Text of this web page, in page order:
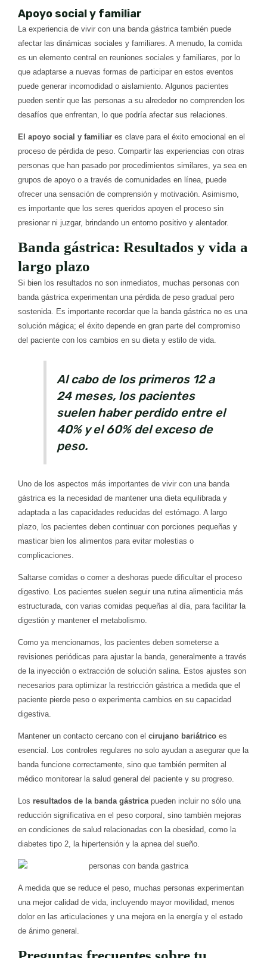
Apoyo social y familiar
La experiencia de vivir con una banda gástrica también puede
afectar las dinámicas sociales y familiares. A menudo, la comida
es un elemento central en reuniones sociales y familiares, por lo
que adaptarse a nuevas formas de participar en estos eventos
puede generar incomodidad o aislamiento. Algunos pacientes
pueden sentir que las personas a su alrededor no comprenden los
desafíos que enfrentan, lo que podría afectar sus relaciones.
El apoyo social y familiar es clave para el éxito emocional en el
proceso de pérdida de peso. Compartir las experiencias con otras
personas que han pasado por procedimientos similares, ya sea en
grupos de apoyo o a través de comunidades en línea, puede
ofrecer una sensación de comprensión y motivación. Asimismo,
es importante que los seres queridos apoyen el proceso sin
presionar ni juzgar, brindando un entorno positivo y alentador.
Banda gástrica: Resultados y vida a
largo plazo
Si bien los resultados no son inmediatos, muchas personas con
banda gástrica experimentan una pérdida de peso gradual pero
sostenida. Es importante recordar que la banda gástrica no es una
solución mágica; el éxito depende en gran parte del compromiso
del paciente con los cambios en su dieta y estilo de vida.
Al cabo de los primeros 12 a
24 meses, los pacientes
suelen haber perdido entre el
40% y el 60% del exceso de
peso.
Uno de los aspectos más importantes de vivir con una banda
gástrica es la necesidad de mantener una dieta equilibrada y
adaptada a las capacidades reducidas del estómago. A largo
plazo, los pacientes deben continuar con porciones pequeñas y
masticar bien los alimentos para evitar molestias o
complicaciones.
Saltarse comidas o comer a deshoras puede dificultar el proceso
digestivo. Los pacientes suelen seguir una rutina alimenticia más
estructurada, con varias comidas pequeñas al día, para facilitar la
digestión y mantener el metabolismo.
Como ya mencionamos, los pacientes deben someterse a
revisiones periódicas para ajustar la banda, generalmente a través
de la inyección o extracción de solución salina. Estos ajustes son
necesarios para optimizar la restricción gástrica a medida que el
paciente pierde peso o experimenta cambios en su capacidad
digestiva.
Mantener un contacto cercano con el cirujano bariátrico es
esencial. Los controles regulares no solo ayudan a asegurar que la
banda funcione correctamente, sino que también permiten al
médico monitorear la salud general del paciente y su progreso.
Los resultados de la banda gástricapueden incluir no sólo una
reducción significativa en el peso corporal, sino también mejoras
en condiciones de salud relacionadas con la obesidad, como la
diabetes tipo 2, la hipertensión y la apnea del sueño.
A medida que se reduce el peso, muchas personas experimentan
una mejor calidad de vida, incluyendo mayor movilidad, menos
dolor en las articulaciones y una mejora en la energía y el estado
de ánimo general.